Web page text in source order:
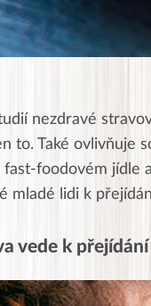
nezdravé
to. Také ovlivňuje
fast-foodovém jídle
mladé lidi k
vede k